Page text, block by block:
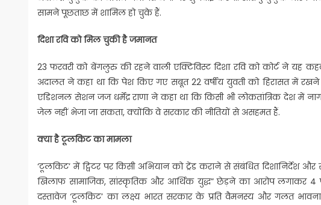
सामने पूछताछ में शामिल हो चुके हैं.
दिशा रवि को मिल चुकी है जमानत
23 फरवरी को बेंगलुरु की रहने वाली एक्टिविस्ट दिशा रवि को कोर्ट ने यह
अदालत ने कहा था कि पेश किए गए सबूत 22 वर्षीय युवती को हिरासत में
एडिशनल सेशन जज धर्मेंद्र राणा ने कहा था कि किसी भी लोकतांत्रिक देश में
जेल नहीं भेजा जा सकता, क्योंकि वे सरकार की नीतियों से असहमत हैं.
क्या है टूलकिट का मामला
‘टूलकिट’ में ट्विटर पर किसी अभियान को ट्रेंड कराने से संबंधित दिशानिर्देश
खिलाफ सामाजिक, सांस्कृतिक और आर्थिक युद्ध” छेड़ने का आरोप लगाकर 4
दस्तावेज ‘टूलकिट’ का लक्ष्य भारत सरकार के प्रति वैमनस्य और गलत